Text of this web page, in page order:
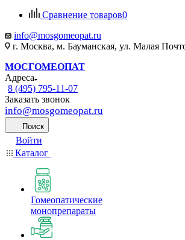
Сравнение товаров0
info@mosgomeopat.ru
г. Москва, м. Бауманская, ул. Малая
МОСГОМЕОПАТ
Адреса
8 (495) 795-11-07
Заказать звонок
info@mosgomeopat.ru
Поиск
Войти
Каталог
Гомеопатические
монопрепараты